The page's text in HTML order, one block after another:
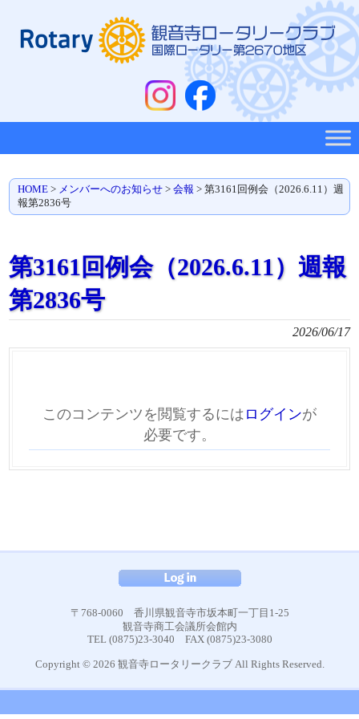
HOME > メンバーへのお知らせ >会報 >第3161回例会（2026.6.11）週
報第2836号
第3161回例会（2026.6.11）週報
第2836号
2026/06/17
このコンテンツを閲覧するには ログインが
必要です。
〒768-0060 香川県観音寺市坂本町一丁目1-25
観音寺商工会議所会館内
TEL (0875)23-3040 FAX (0875)23-3080
Copyright © 2026 観音寺ロータリークラブ All Rights Reserved.